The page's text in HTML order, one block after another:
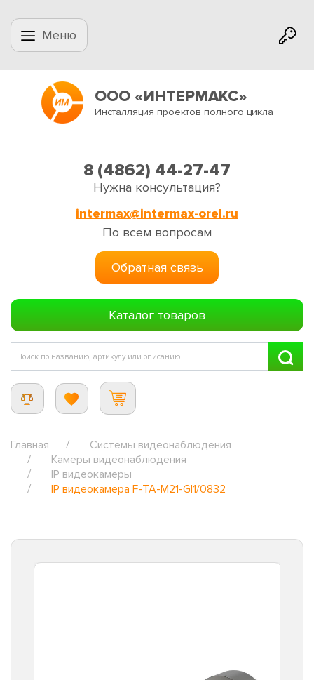
Меню
ООО «ИНТЕРМАКС»
Инсталляция проектов полного цикла
8 (4862) 44-27-47
Нужна консультация?
intermax@intermax-orel.ru
По всем вопросам
Обратная связь
Каталог товаров
Главная
Системы видеонаблюдения
Камеры видеонаблюдения
IP видеокамеры
IP видеокамера F-TA-M21-GI1/0832